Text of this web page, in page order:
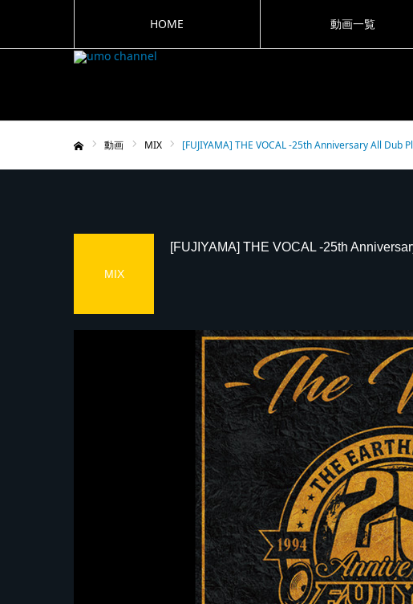
HOME 動画一覧
動画 MIX [FUJIYAMA] THE VOCAL -25th Anniversary All Dub
MIX
[FUJIYAMA] THE VOCAL -25th